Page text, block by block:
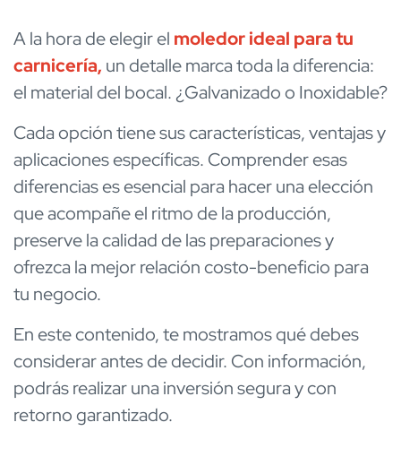
A la hora de elegir el moledor ideal para tu
carnicería, un detalle marca toda la diferencia:
el material del bocal. ¿Galvanizado o Inoxidable?
Cada opción tiene sus características, ventajas y
aplicaciones específicas. Comprender esas
diferencias es esencial para hacer una elección
que acompañe el ritmo de la producción,
preserve la calidad de las preparaciones y
ofrezca la mejor relación costo-beneficio para
tu negocio.
En este contenido, te mostramos qué debes
considerar antes de decidir. Con información,
podrás realizar una inversión segura y con
retorno garantizado.